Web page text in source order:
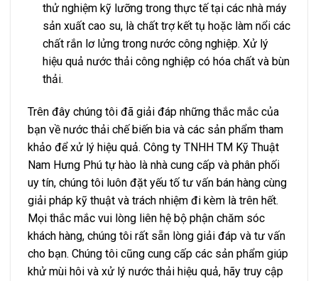
thử nghiệm kỹ lưỡng trong thực tế tại các nhà máy
sản xuất cao su, là chất trợ kết tụ hoặc làm nổi các
chất rắn lơ lửng trong nước công nghiệp. Xử lý
hiệu quả nước thải công nghiệp có hóa chất và bùn
thải.
Trên đây chúng tôi đã giải đáp những thắc mắc của
bạn về nước thải chế biến bia và các sản phẩm tham
khảo để xử lý hiệu quả. Công ty TNHH TM Kỹ Thuật
Nam Hưng Phú tự hào là nhà cung cấp và phân phối
uy tín, chúng tôi luôn đặt yếu tố tư vấn bán hàng cùng
giải pháp kỹ thuật và trách nhiệm đi kèm là trên hết.
Mọi thắc mắc vui lòng liên hệ bộ phận chăm sóc
khách hàng, chúng tôi rất sẵn lòng giải đáp và tư vấn
cho bạn. Chúng tôi cũng cung cấp các sản phẩm giúp
khử mùi hôi và xử lý nước thải hiệu quả, hãy truy cập